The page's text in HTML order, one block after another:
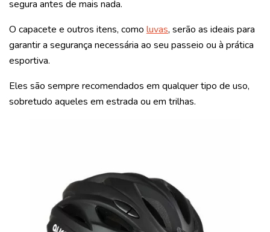
segura antes de mais nada.
O capacete e outros itens, como luvas, serão as ideais para
garantir a segurança necessária ao seu passeio ou à prática
esportiva.
Eles são sempre recomendados em qualquer tipo de uso,
sobretudo aqueles em estrada ou em trilhas.